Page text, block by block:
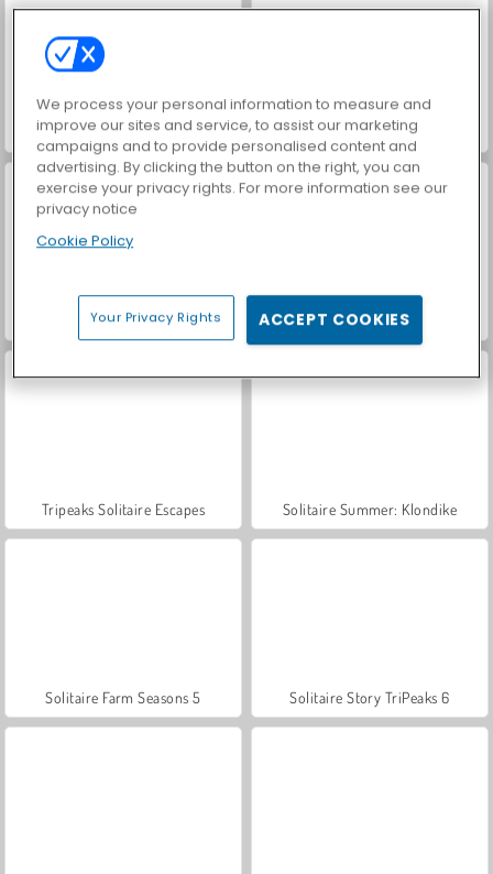
World War 2 Shooter Let's Fish!
Car Parking City Duel Casino World
Tripeaks Solitaire Escapes Solitaire Summer: Klondike
Solitaire Farm Seasons 5 Solitaire Story TriPeaks 6
We process your personal information to measure and
improve our sites and service, to assist our marketing
campaigns and to provide personalised content and
advertising. By clicking the button on the right, you can
exercise your privacy rights. For more information see our
privacy notice
Cookie Policy
Your Privacy Rights ACCEPT COOKIES